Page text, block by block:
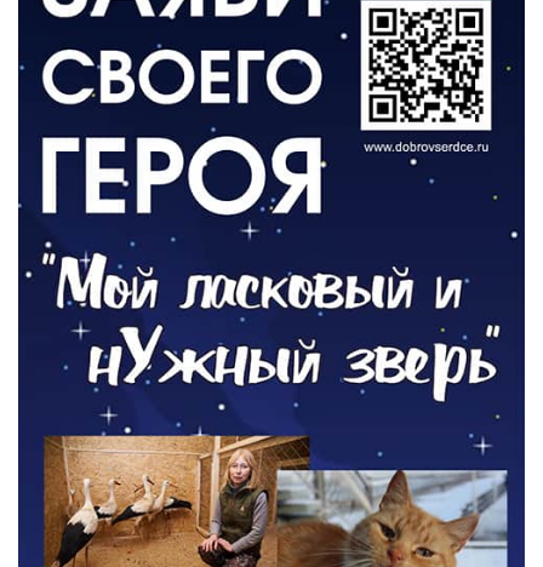
День памяти и «Симфония народов»
06.08.2026
Новый настил на экотропе
05.08.2026